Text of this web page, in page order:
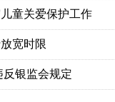
童关爱保护工作
宽时限
银监会规定